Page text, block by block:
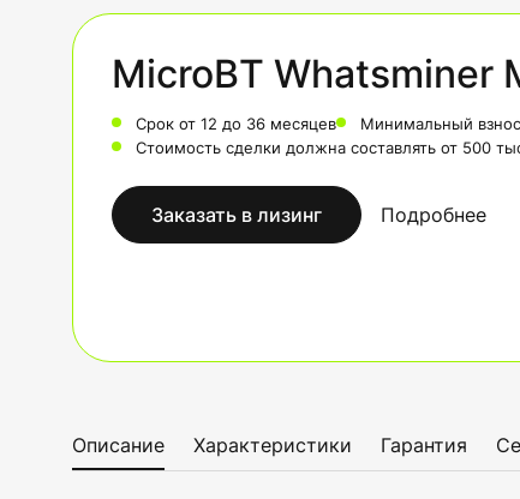
MicroBT Whatsminer
Срок от 12 до 36 месяцев Минимальный взнос
Стоимость сделки должна составлять от 500
Заказать в лизинг Подробнее
Описание Характеристики Гарантия